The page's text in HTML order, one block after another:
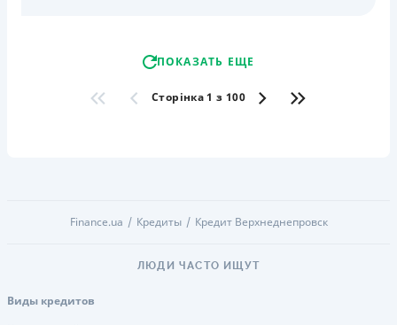
ПОКАЗАТЬ ЕЩЕ
Сторінка 1 з 100
Finance.ua Кредиты Кредит Верхнеднепровск
ЛЮДИ ЧАСТО ИЩУТ
Виды кредитов